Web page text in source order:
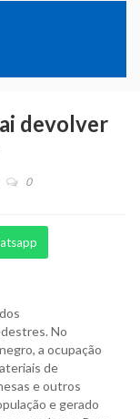
devolver
0
No
a ocupação
de
e outros
e gerado